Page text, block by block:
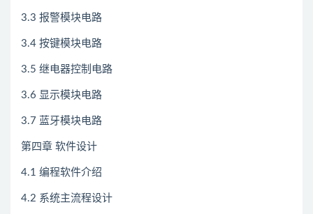
3.3 报警模块电路
3.4 按键模块电路
3.5 继电器控制电路
3.6 显示模块电路
3.7 蓝牙模块电路
第四章 软件设计
4.1 编程软件介绍
4.2 系统主流程设计